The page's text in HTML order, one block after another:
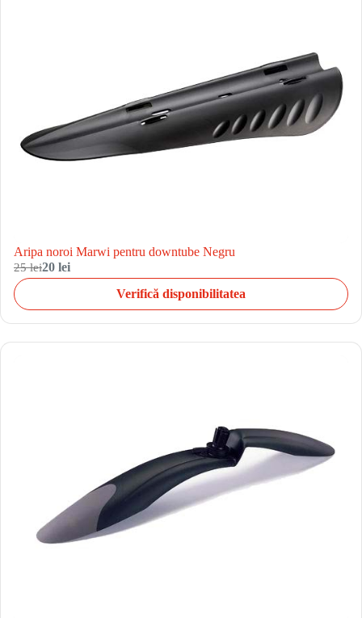
Aripa noroi Marwi pentru downtube Negru
25 lei20 lei
Verifică disponibilitatea